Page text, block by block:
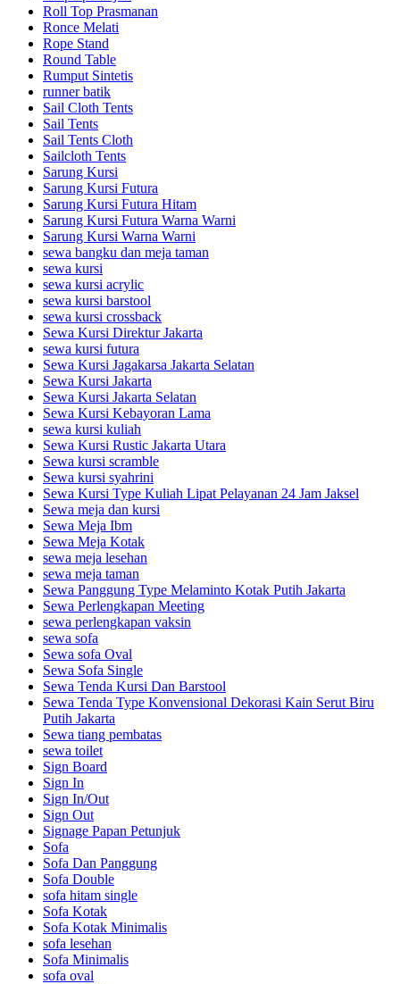
Roll Top Prasmanan
Ronce Melati
Rope Stand
Round Table
Rumput Sintetis
runner batik
Sail Cloth Tents
Sail Tents
Sail Tents Cloth
Sailcloth Tents
Sarung Kursi
Sarung Kursi Futura
Sarung Kursi Futura Hitam
Sarung Kursi Futura Warna Warni
Sarung Kursi Warna Warni
sewa bangku dan meja taman
sewa kursi
sewa kursi acrylic
sewa kursi barstool
sewa kursi crossback
Sewa Kursi Direktur Jakarta
sewa kursi futura
Sewa Kursi Jagakarsa Jakarta Selatan
Sewa Kursi Jakarta
Sewa Kursi Jakarta Selatan
Sewa Kursi Kebayoran Lama
sewa kursi kuliah
Sewa Kursi Rustic Jakarta Utara
Sewa kursi scramble
Sewa kursi syahrini
Sewa Kursi Type Kuliah Lipat Pelayanan 24 Jam Jaksel
Sewa meja dan kursi
Sewa Meja Ibm
Sewa Meja Kotak
sewa meja lesehan
sewa meja taman
Sewa Panggung Type Melaminto Kotak Putih Jakarta
Sewa Perlengkapan Meeting
sewa perlengkapan vaksin
sewa sofa
Sewa sofa Oval
Sewa Sofa Single
Sewa Tenda Kursi Dan Barstool
Sewa Tenda Type Konvensional Dekorasi Kain Serut Biru
Putih Jakarta
Sewa tiang pembatas
sewa toilet
Sign Board
Sign In
Sign In/Out
Sign Out
Signage Papan Petunjuk
Sofa
Sofa Dan Panggung
Sofa Double
sofa hitam single
Sofa Kotak
Sofa Kotak Minimalis
sofa lesehan
Sofa Minimalis
sofa oval